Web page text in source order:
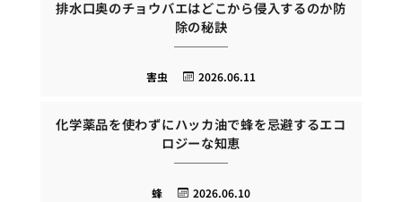
排水口奥のチョウバエはどこから侵入するのか防
除の秘訣
2026.06.11
害虫
化学薬品を使わずにハッカ油で蜂を忌避するエコ
ロジーな知恵
2026.06.10
蜂